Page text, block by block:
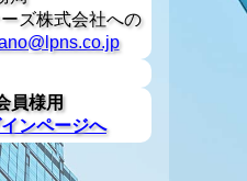
ズ株式会社への
員様用
ンページへ